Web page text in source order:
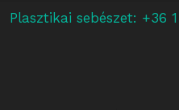
Plasztikai sebészet: +36